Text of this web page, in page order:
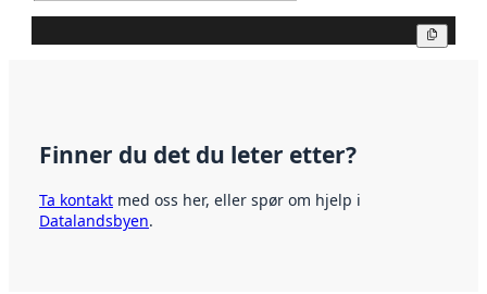
Finner du det du leter etter?
Ta kontakt med oss her, eller spør om hjelp i
Datalandsbyen.